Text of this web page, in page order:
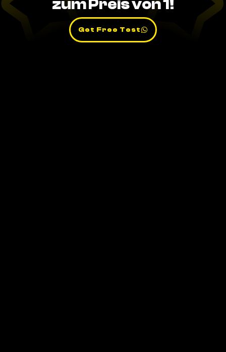
zum Preis von 1!
Get Free Test